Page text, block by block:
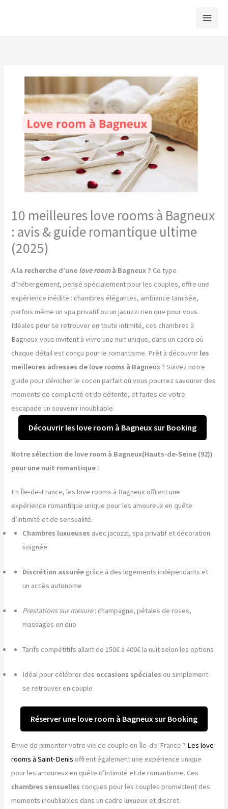
10 meilleures love rooms à Bagneux
: avis & guide romantique ultime
(2025)
A la recherche d’une love roomà Bagneux ? Ce type
d’hébergement, pensé spécialement pour les couples, offre une
expérience inédite : chambres élégantes, ambiance tamisée,
parfois même un spa privatif ou un jacuzzi rien que pour vous.
Idéales pour se retrouver en toute intimité, ces chambres à
Bagneux vous invitent à vivre une nuit unique, dans un cadre où
chaque détail est conçu pour le romantisme. Prêt à découvrir les
meilleures adresses de love rooms à Bagneux? Suivez notre
guide pour dénicher le cocon parfait où vous pourrez savourer des
moments de complicité et de détente, et faites de votre
escapade un souvenir inoubliable.
Découvrir les love room à Bagneux sur Booking
Notre sélection de love room à Bagneux(Hauts-de-Seine (92))
pour une nuit romantique :
En Île-de-France, les love rooms à Bagneux offrent une
expérience romantique unique pour les amoureux en quête
d’intimité et de sensualité.
Chambres luxueuses avec jacuzzi, spa privatif et décoration
soignée
Discrétion assurée grâce à des logements indépendants et
un accès autonome
Prestations sur mesure: champagne, pétales de roses,
massages en duo
Tarifs compétitifs allant de 150€ à 400€ la nuit selon les options
Idéal pour célébrer des occasions spéciales ou simplement
se retrouver en couple
Réserver une love room à Bagneux sur Booking
Envie de pimenter votre vie de couple en Île-de-France ? Les love
rooms à Saint-Denis offrent également une expérience unique
pour les amoureux en quête d’intimité et de romantisme. Ces
chambres sensuelles conçues pour les couples promettent des
moments inoubliables dans un cadre luxueux et discret.